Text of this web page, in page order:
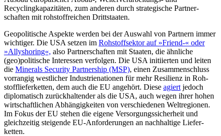
Recyclingkapazitäten, zum anderen durch strategische Part­ner­
schaften mit rohstoffreichen Drittstaaten.
Geopolitische Aspekte werden bei der Auswahl von Partnern immer
wichtiger. Die USA setzen im Rohstoffsektor auf »Friend-« oder
»Allyshoring«, also Partnerschaften mit Staaten, die ähnliche
(geo)poli­tische Inter­essen verfolgen. Die USA initi­ierten und leiten
die Mine­rals Security Part­nership (MSP), einen Zusam­menschluss
vorrangig west­licher Industrienatio­nen für mehr Resilienz in Roh­
stoff­lieferketten, dem auch die EU angehört. Diese agiert jedoch
diplo­matisch zurück­haltender als die USA, auch wegen ihrer hohen
wirtschaftlichen Abhän­gigkeiten von verschiedenen Welt­regionen.
Im Fokus der EU stehen die eige­ne Ver­sorgungs­sicherheit und
gleichzeitig steigen­de EU-Anforderungen an nachhaltige Liefer­
ketten.